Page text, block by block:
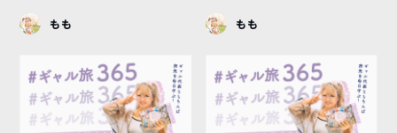
もも もも